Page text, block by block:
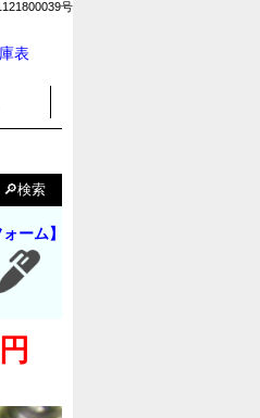
号
表
ォーム】